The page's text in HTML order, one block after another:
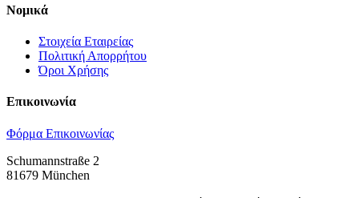
Νομικά
Στοιχεία Εταιρείας
Πολιτική Απορρήτου
Όροι Χρήσης
Επικοινωνία
Φόρμα Επικοινωνίας
Schumannstraße 2
81679 München